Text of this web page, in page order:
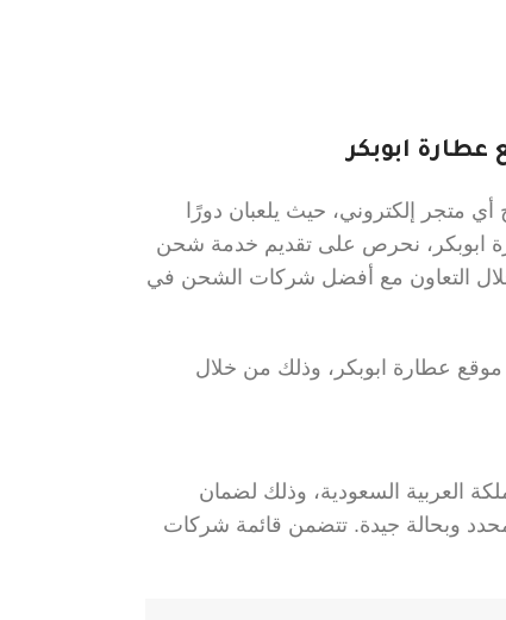
ابوبكر
متجر إلكتروني، حيث يلعبان دورًا
ابوبكر، نحرص على تقديم خدمة شحن
خلال التعاون مع أفضل شركات الشحن في
عطارة ابوبكر، وذلك من خلال
العربية السعودية، وذلك لضمان
وبحالة جيدة. تتضمن قائمة شركات